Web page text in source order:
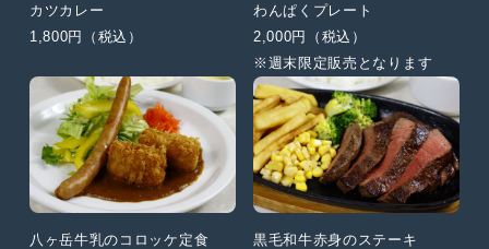
カツカレー
1,800円（税込）
わんぱくプレート
2,000円（税込）
※週末限定販売となります
八ヶ岳牛乳のコロッケ定食
黒毛和牛赤身のステーキ